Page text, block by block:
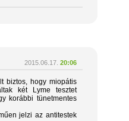
2015.06.17. 20:06
biztos, hogy miopátis
két Lyme tesztet
korábbi tünetmentes
jelzi az antitestek